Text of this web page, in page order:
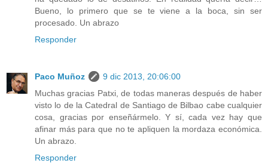
Bueno, lo primero que se te viene a la boca, sin ser
procesado. Un abrazo
Responder
Paco Muñoz
9 dic 2013, 20:06:00
Muchas gracias Patxi, de todas maneras después de haber
visto lo de la Catedral de Santiago de Bilbao cabe cualquier
cosa, gracias por enseñármelo. Y sí, cada vez hay que
afinar más para que no te apliquen la mordaza económica.
Un abrazo.
Responder